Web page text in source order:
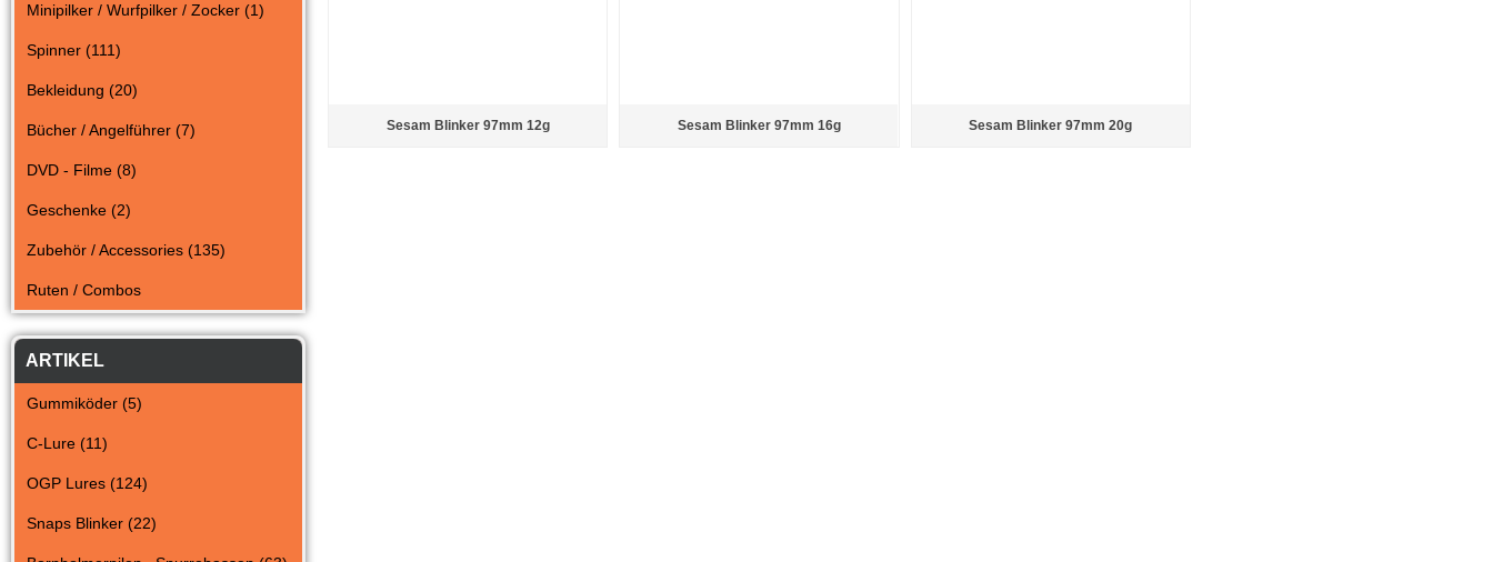
Sesam Blinker 97mm 12g Sesam Blinker 97mm 16g Sesam Blinker 97mm 20g
Minipilker / Wurfpilker / Zocker (1)
Spinner (111)
Bekleidung (20)
Bücher / Angelführer (7)
DVD - Filme (8)
Geschenke (2)
Zubehör / Accessories (135)
Ruten / Combos
ARTIKEL
Gummiköder (5)
C-Lure (11)
OGP Lures (124)
Snaps Blinker (22)